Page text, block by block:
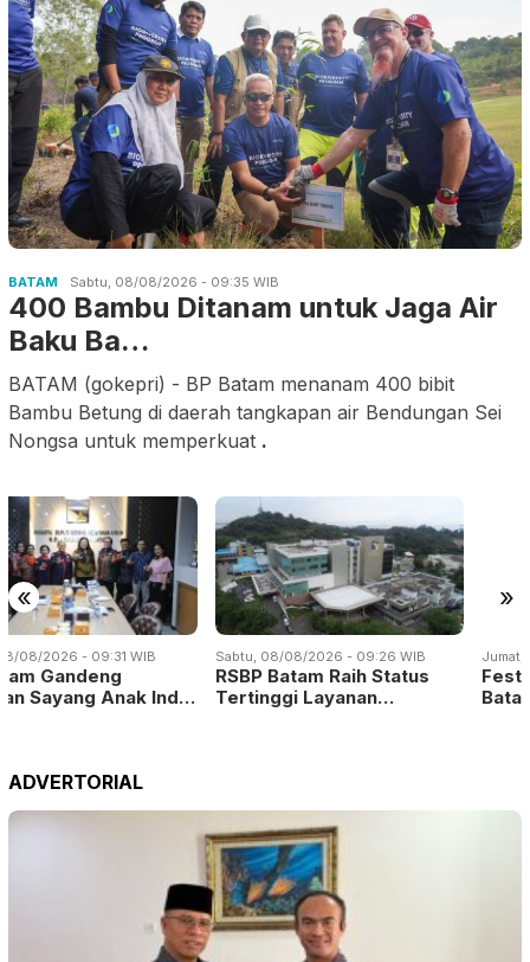
BATAM Sabtu, 08/08/2026 - 09:35 WIB
400 Bambu Ditanam untuk Jaga Air
Baku Ba…
BATAM (gokepri) - BP Batam menanam 400 bibit
Bambu Betung di daerah tangkapan air Bendungan Sei
Nongsa untuk memperkuat .
« »
Sabtu, 08/08/2026 - 09:26 WIB
RSBP Batam Raih Status
Tertinggi Layanan…
Jumat, 07/08/2026 - 15:00 WIB
Festival Sepak Bola BP
Batam Bidik Talen…
ADVERTORIAL